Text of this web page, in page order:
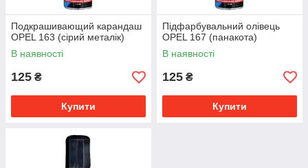
Подкрашивающий карандаш
OPEL 163 (сірий металік)
В наявності
125 ₴
Купити
Підфарбувальний олівець
OPEL 167 (панакота)
В наявності
125 ₴
Купити